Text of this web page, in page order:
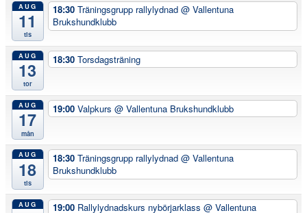
AUG
11
tis
18:30 Träningsgrupp rallylydnad @ Vallentuna
Brukshundklubb
AUG
13
tor
18:30 Torsdagsträning
AUG
17
mån
19:00 Valpkurs @ Vallentuna Brukshundklubb
AUG
18
tis
18:30 Träningsgrupp rallylydnad @ Vallentuna
Brukshundklubb
AUG 19:00 Rallylydnadskurs nybörjarklass @ Vallentuna